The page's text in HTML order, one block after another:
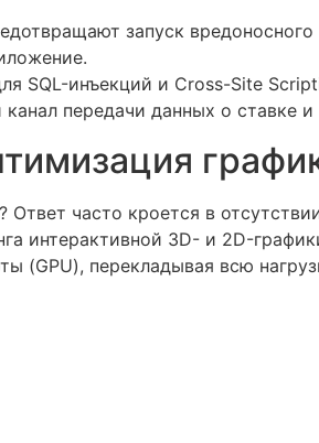
запуск
SQL-инъекций и Cross-Site
передачи данных о ставке
часто кроется в
интерактивной 3D- и 2D-
(GPU), перекладывая всю